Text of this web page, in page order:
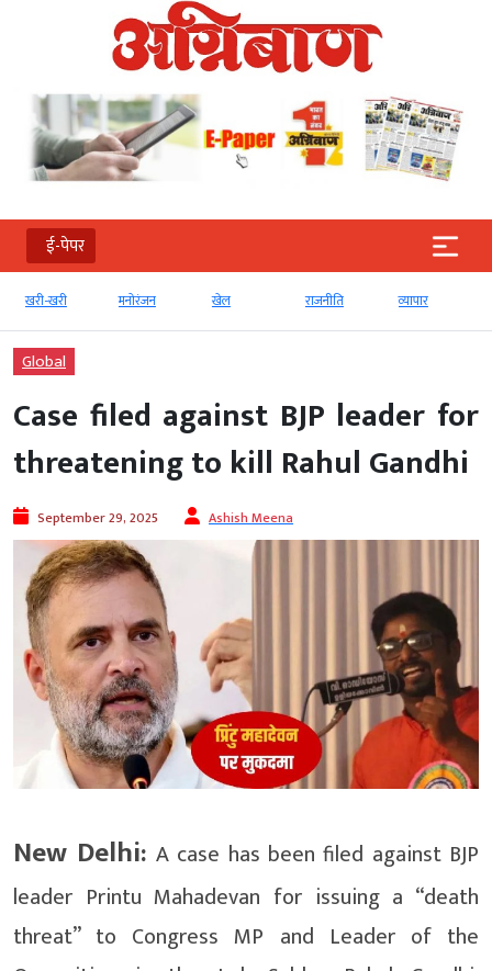
ई-पेपर
खरी-खरी मनोरंजन खेल राजनीति व्‍यापार
Global
Case filed against BJP leader for
threatening to kill Rahul Gandhi
September 29, 2025 Ashish Meena
New Delhi: A case has been filed against BJP
leader Printu Mahadevan for issuing a “death
threat” to Congress MP and Leader of the